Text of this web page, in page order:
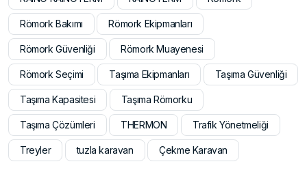
Römork Bakımı Römork Ekipmanları
Römork Güvenliği Römork Muayenesi
Römork Seçimi Taşıma Ekipmanları Taşıma Güvenliği
Taşıma Kapasitesi Taşıma Römorku
Taşıma Çözümleri THERMON Trafik Yönetmeliği
Treyler tuzla karavan Çekme Karavan